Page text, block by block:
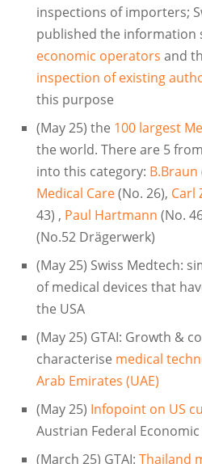
inspections of importers;
published the information
economic operators and
inspection of existing
this purpose
(May 25) the 100 largest
the world. There are 5
into this category: B.Braun
Medical Care(No. 26), Carl
43) , Paul Hartmann (No.
(No.52 Drägerwerk)
(May 25) Swiss Medtech:
of medical devices that
the USA
(May 25) GTAI: Growth &
characterise medical
Arab Emirates (UAE)
(May 25) Infopoint on US
Austrian Federal Economic
(March 25) GTAI: Thailand